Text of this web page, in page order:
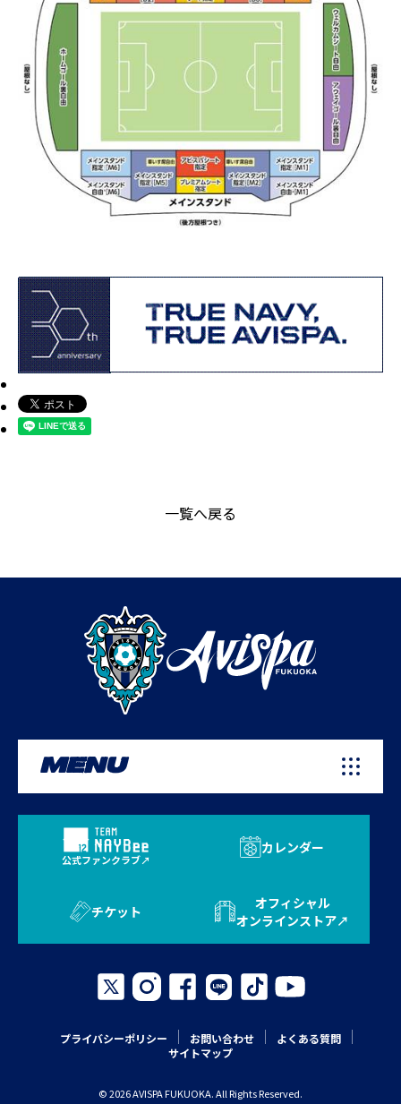
一覧へ戻る
MENU
公式ファンクラブ
カレンダー
チケット
オフィシャル
オンラインストア
プライバシーポリシー お問い合わせ
よくある質問
サイトマップ
© 2026 AVISPA FUKUOKA. All Rights Reserved.